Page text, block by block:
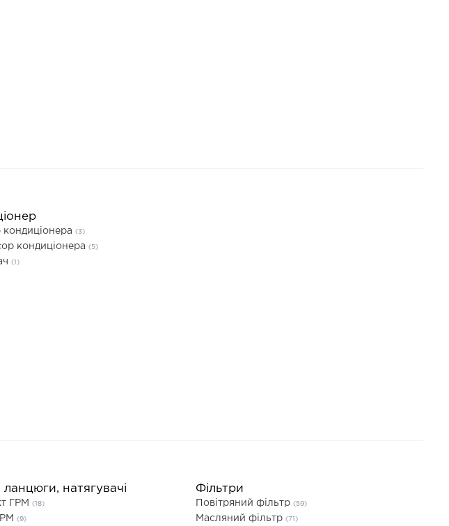
кондиціонера (3)
кондиціонера (5)
(1)
ланцюги, натягувачі
ГРМ (18)
(9)
Фільтри
Повітряний фільтр (59)
Масляний фільтр (71)